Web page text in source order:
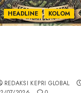
HEADLINE KOLOM
REDAKSI KEPRI GLOBAL